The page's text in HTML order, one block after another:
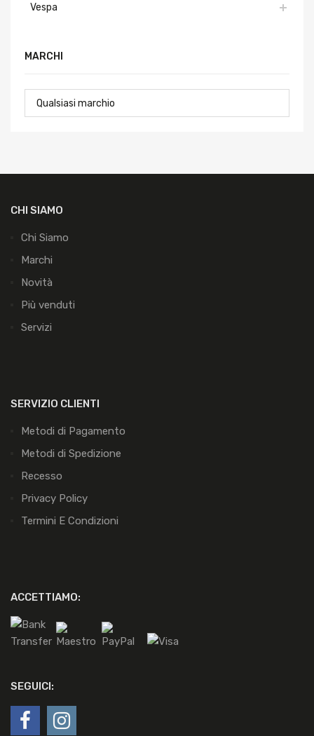
Vespa
MARCHI
CHI SIAMO
Chi Siamo
Marchi
Novità
Più venduti
Servizi
SERVIZIO CLIENTI
Metodi di Pagamento
Metodi di Spedizione
Recesso
Privacy Policy
Termini E Condizioni
ACCETTIAMO:
SEGUICI: